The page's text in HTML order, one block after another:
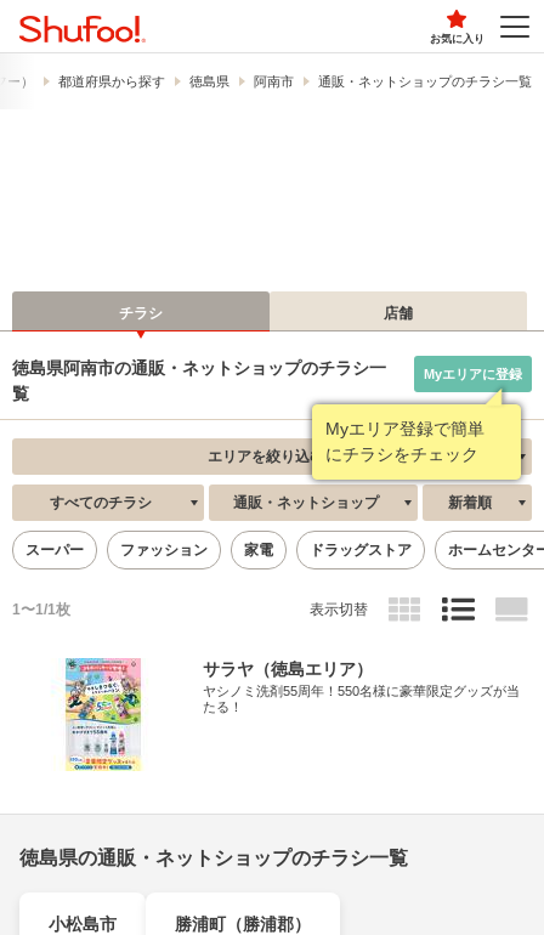
お気に入り
） 都道府県から探す 徳島県 阿南市 通販・ネットショップのチラシ一覧
チラシ 店舗
徳島県阿南市の通販・ネットショップのチラシ一
覧
Myエリア登録で簡単
にチラシをチェック
Myエリアに登録
エリアを絞り込む
すべてのチラシ 通販・ネットショップ 新着順
スーパー ファッション 家電 ドラッグストア ホームセンタ
1〜1/1枚 表示切替
サラヤ（徳島エリア）
ヤシノミ洗剤55周年！550名様に豪華限定グッズが当
たる！
徳島県の通販・ネットショップのチラシ一覧
小松島市 勝浦町（勝浦郡）